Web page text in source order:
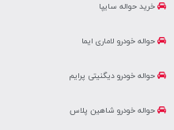
خرید حواله سایپا
حواله خودرو لاماری ایما
حواله خودرو دیگنیتی پرایم
حواله خودرو شاهین پلاس